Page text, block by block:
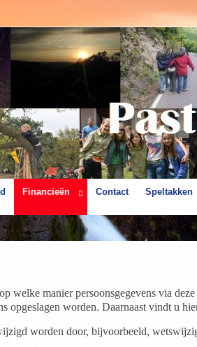
Financieën Contact Speltakken
welke manier persoonsgegevens via
opgeslagen worden. Daarnaast vindt u
worden door, bijvoorbeeld,